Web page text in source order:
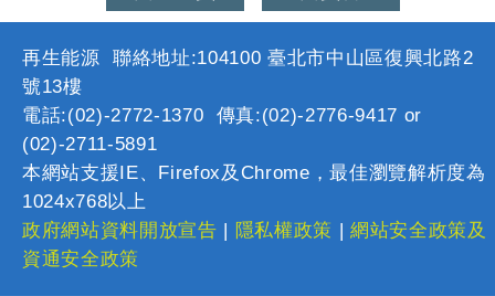
再生能源 聯絡地址:104100 臺北市中山區復興北路2
號13樓
電話:(02)-2772-1370 傳真:(02)-2776-9417 or
(02)-2711-5891
本網站支援IE、Firefox及Chrome，最佳瀏覽解析度為
1024x768以上
政府網站資料開放宣告 | 隱私權政策 |網站安全政策及
資通安全政策